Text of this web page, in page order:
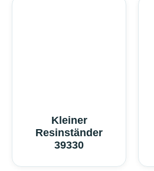
Kleiner
Resinständer
39330